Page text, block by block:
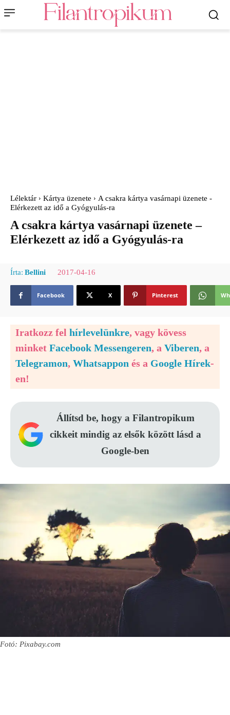
Lélektár Kártya üzenete
A csakra kártya vasárnapi üzenete -
Elérkezett az idő a Gyógyulás-ra
A csakra kártya vasárnapi üzenete –
Elérkezett az idő a Gyógyulás-ra
Írta: Bellini 2017-04-16
Facebook X Pinterest
Iratkozz fel hírlevelünkre, vagy kövess
minket Facebook Messengeren, a Viberen, a
Telegramon, Whatsappon és a Google Hírek-
en!
Állítsd be, hogy a Filantropikum
cikkeit mindig az elsők között lásd a
Google-ben
Fotó: Pixabay.com